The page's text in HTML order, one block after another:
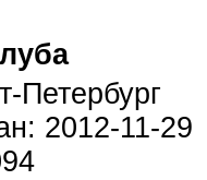
Петербург
2012-11-29